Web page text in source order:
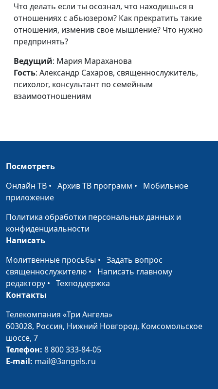
браке с абьюзером
Александр Сахаров,
священнослужитель,
психолог, консультант
Родитель-абьюзер: как и
от чего защищать
ребенка
Мария Мараханова ,
Александр Сахаров,
абьюзерам
психолог, консультант
Как не влюбиться в
тирана?
психолог, консультант
Как распознать
манипуляции
абьюзеров (вторая
часть)
Александр Сахаров,
Что делать если ты осознал, что находишься в
отношениях с абьюзером? Как прекратить такие
отношения, изменив свое мышление? Что нужно
предпринять?
Ведущий: Мария Мараханова
Гость: Александр Сахаров, священнослужитель,
психолог, консультант по семейным
взаимоотношениям
Посмотреть
Онлайн ТВ • Архив ТВ программ • Мобильное
приложение
Политика обработки персональных данных и
конфиденциальности
Написать
Молитвенные просьбы • Задать вопрос
священнослужителю • Написать главному
редактору • Техподдержка
Контакты
Телекомпания «Три Ангела»
603028, Россия, Нижний Новгород, Комсомольское
шоссе, 7
Телефон: 8 800 333-84-05
E-mail: mail@3angels.ru